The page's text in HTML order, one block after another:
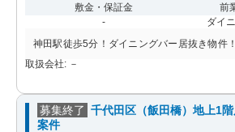
敷金・保証金
-
前
ダイ
神田駅徒歩5分！ダイニングバー居抜き物件！
取扱会社: －
募集終了 千代田区（飯田橋）地上1
案件